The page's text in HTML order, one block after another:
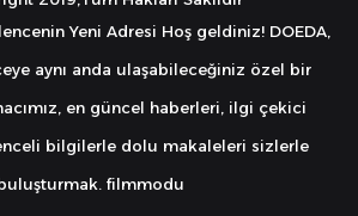
Yeni Adresi Hoş geldiniz! DOEDA,
aynı anda ulaşabileceğiniz özel bir
en güncel haberleri, ilgi çekici
bilgilerle dolu makaleleri sizlerle
filmmodu